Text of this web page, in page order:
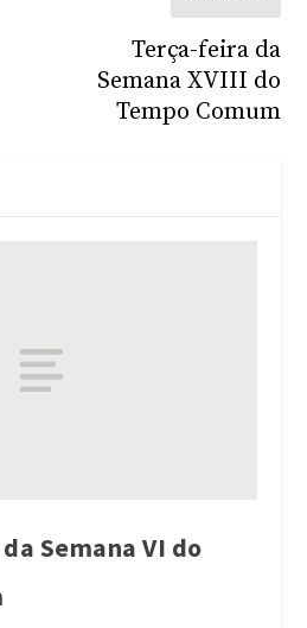
Terça-feira da
Semana XVIII do
Tempo Comum
Semana VI do